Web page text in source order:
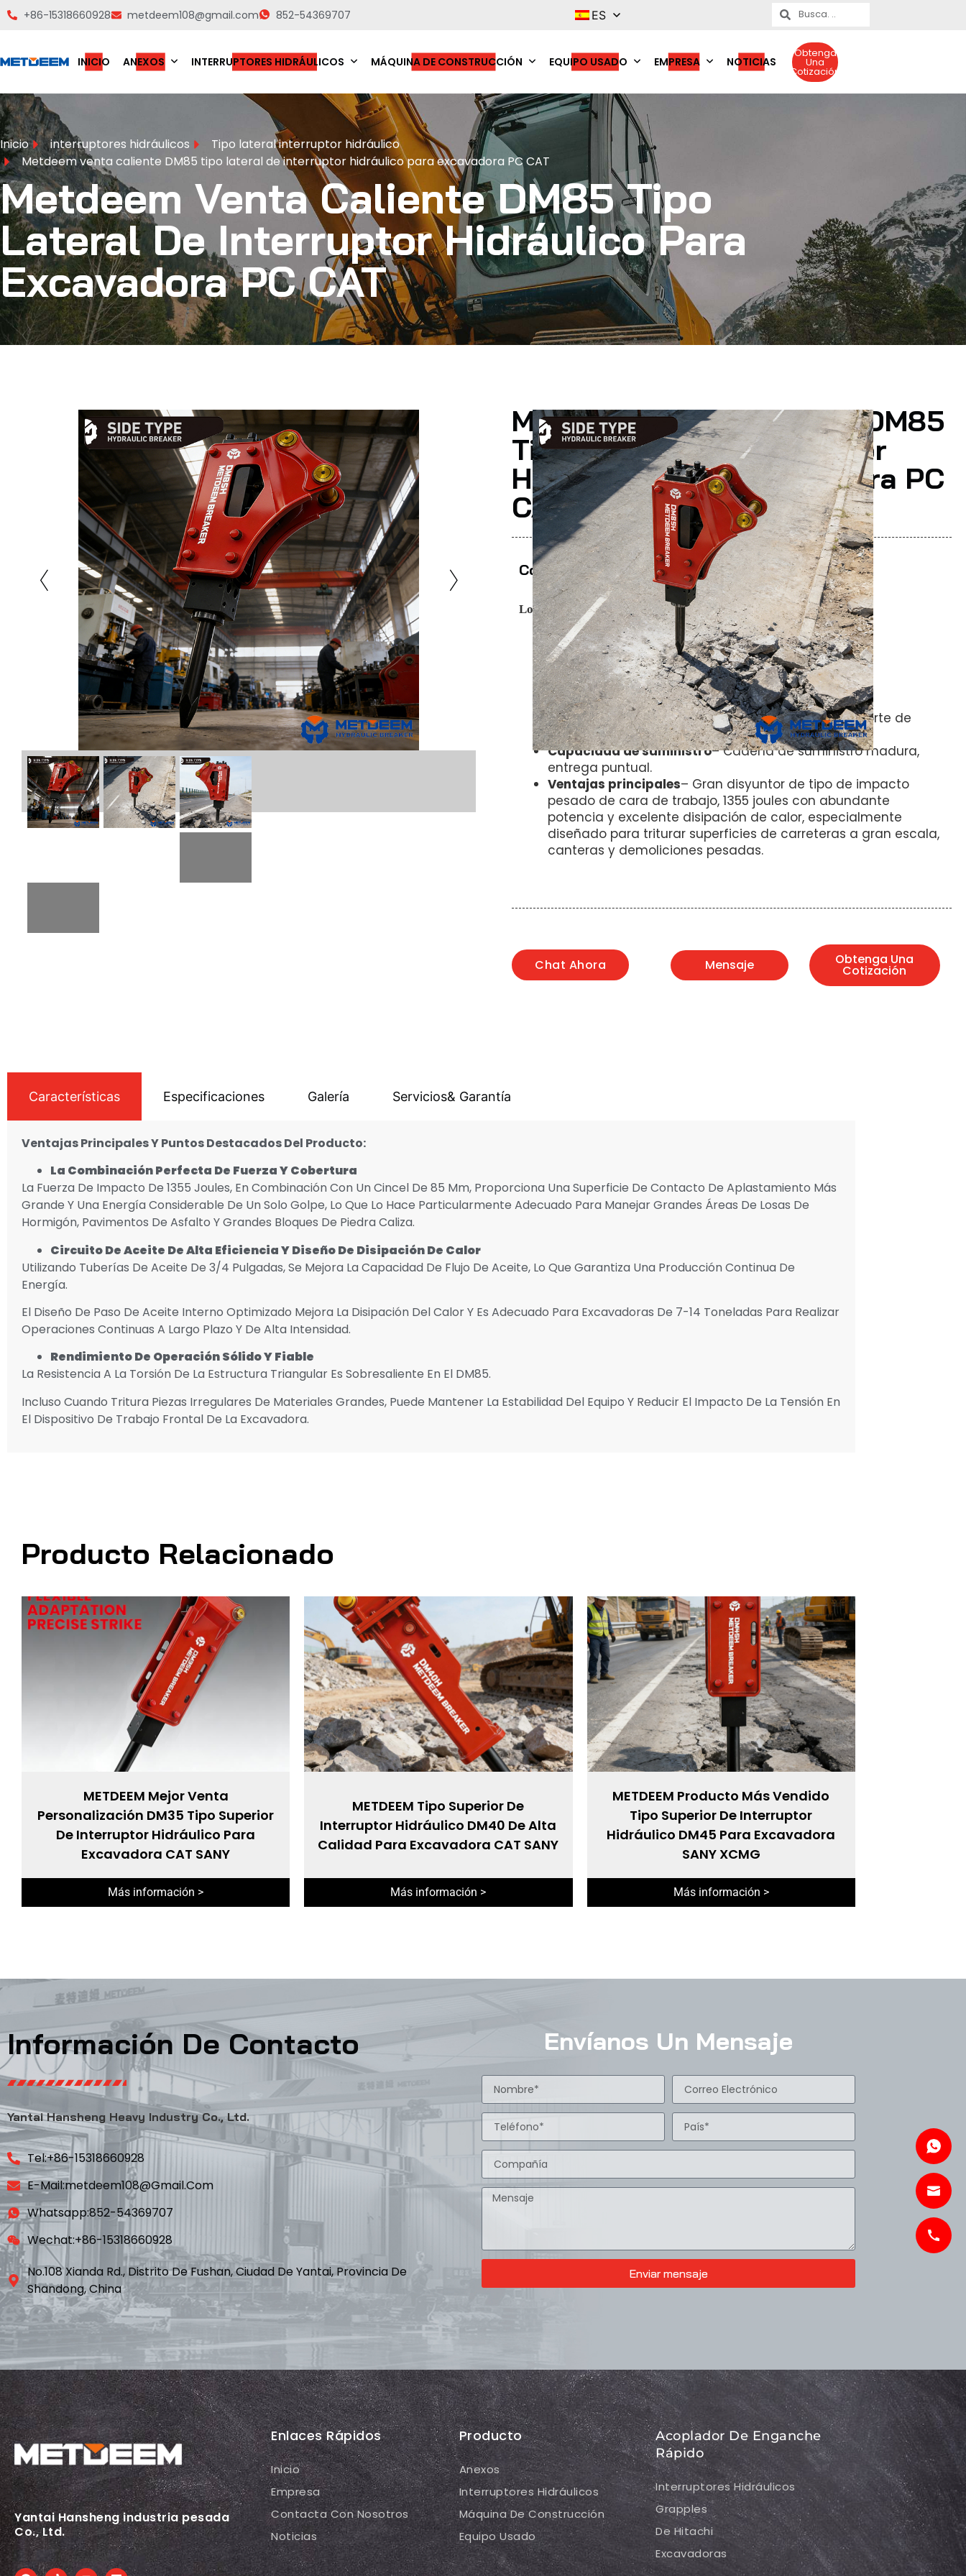
+86-15318660928 metdeem108@gmail.com 852-54369707 ES
INICIO ANEXOS INTERRUPTORES HIDRÁULICOS MÁQUINA DE CONSTRUCCIÓN EQUIPO USADO EMPRESA NOTICIAS
Obtenga
Una
Cotización
Inicio interruptores hidráulicos
Tipo lateral interruptor hidráulico
Metdeem venta caliente DM85 tipo lateral de interruptor hidráulico para excavadora PC CAT
Metdeem Venta Caliente DM85 Tipo
Lateral De Interruptor Hidráulico Para
Excavadora PC CAT
Metdeem Venta Caliente DM85
Tipo Lateral De Interruptor
Hidráulico Para Excavadora PC
CAT
Comparte Esto
Los expertos recomiendan:
Marca– METDEEM
Origen– Yantai, provincia de Shandong, China.
modelo– Tipo lateral de interruptor hidráulico
Tamaño–Diámetro del cincel
Estándar–Certificación CE.
Pagométodo–Términos comerciales flexibles, soporte de
muestra.
Capacidad de suministro– Cadena de suministro madura,
entrega puntual.
Ventajas principales– Gran disyuntor de tipo de impacto
pesado de cara de trabajo, 1355 joules con abundante
potencia y excelente disipación de calor, especialmente
diseñado para triturar superficies de carreteras a gran escala,
canteras y demoliciones pesadas.
Chat Ahora Mensaje Obtenga Una
Cotización
Características Especificaciones Galería Servicios& Garantía
Ventajas PrincipalesY Puntos Destacados Del Producto:
La Combinación Perfecta De Fuerza Y Cobertura
La Fuerza De Impacto De 1355 Joules, En Combinación Con Un Cincel De 85 Mm, Proporciona Una Superficie De Contacto De Aplastamiento Más
Grande Y Una Energía Considerable De Un Solo Golpe, Lo Que Lo Hace Particularmente Adecuado Para Manejar Grandes Áreas De Losas De
Hormigón, Pavimentos De Asfalto Y Grandes Bloques De Piedra Caliza.
Circuito De Aceite De Alta Eficiencia Y Diseño De Disipación De Calor
Utilizando Tuberías De Aceite De 3/4 Pulgadas, Se Mejora La Capacidad De Flujo De Aceite, Lo Que Garantiza Una Producción Continua De
Energía.
El Diseño De Paso De Aceite Interno Optimizado Mejora La Disipación Del Calor Y Es Adecuado Para Excavadoras De 7-14 Toneladas Para Realizar
Operaciones Continuas A Largo Plazo Y De Alta Intensidad.
Rendimiento De Operación Sólido Y Fiable
La Resistencia A La Torsión De La Estructura Triangular Es Sobresaliente En El DM85.
Incluso Cuando Tritura Piezas Irregulares De Materiales Grandes, Puede Mantener La Estabilidad Del Equipo Y Reducir El Impacto De La Tensión En
El Dispositivo De Trabajo Frontal De La Excavadora.
Producto Relacionado
METDEEM Mejor Venta
Personalización DM35 Tipo Superior
De Interruptor Hidráulico Para
Excavadora CAT SANY
Más información >
METDEEM Tipo Superior De
Interruptor Hidráulico DM40 De Alta
Calidad Para Excavadora CAT SANY
Más información >
METDEEM Producto Más Vendido
Tipo Superior De Interruptor
Hidráulico DM45 Para Excavadora
SANY XCMG
Más información >
Información De Contacto
Yantai Hansheng Heavy Industry Co., Ltd.
Tel:+86-15318660928
E-Mail:metdeem108@gmail.com
Whatsapp:852-54369707
Wechat:+86-15318660928
No.108 Xianda Rd., Distrito De Fushan, Ciudad De Yantai, Provincia De
Shandong, China
Envíanos Un Mensaje
Enviar mensaje
Yantai Hansheng industria pesada
Co., Ltd.
Enlaces Rápidos
Inicio
Empresa
Contacta Con Nosotros
Noticias
Producto
Anexos
Interruptores Hidráulicos
Máquina De Construcción
Equipo Usado
Acoplador De Enganche
Rápido
Interruptores Hidráulicos
Grapples
De Hitachi
Excavadoras